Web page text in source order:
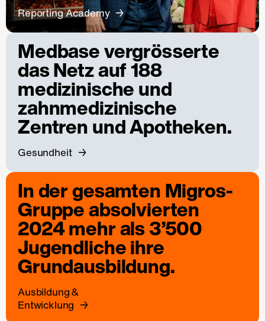
Reporting Academy
Medbase vergrösserte
das Netz auf 188
medizinische und
zahnmedizinische
Zentren und Apotheken.
Gesundheit
In der gesamten Migros-
Gruppe absolvierten
2024 mehr als 3’500
Jugendliche ihre
Grundausbildung.
Ausbildung &
Entwicklung